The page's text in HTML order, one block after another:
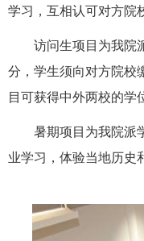
学习，互相认可对方院
访问生项目为我院
分，学生须向对方院校
目可获得中外两校的学
暑期项目为我院派
业学习，体验当地历史